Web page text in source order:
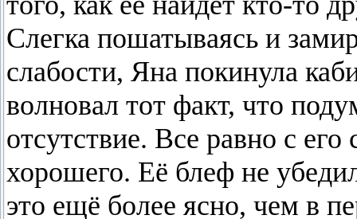
Слегка пошатываясь и
слабости, Яна покинула
волновал тот факт, что
отсутствие. Все равно с
хорошего. Её блеф не
это ещё более ясно, чем в